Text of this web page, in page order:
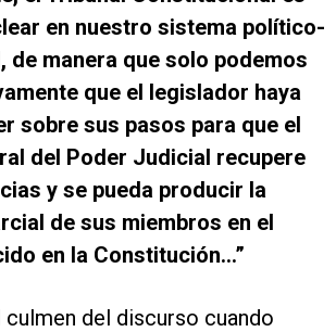
en nuestro sistema político-
de manera que solo podemos
que el legislador haya
sobre sus pasos para que el
del Poder Judicial recupere
y se pueda producir la
de sus miembros en el
en la Constitución…”
del discurso cuando